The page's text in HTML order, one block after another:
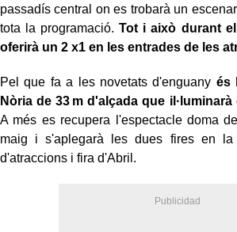
passadís central on es trobarà un
tota la programació.Tot i això durant
oferirà un 2 x1 en les entrades de les
Pel que fa a les novetats d'enguany és
Nòria de 33 m d'alçada que
A més es recupera l'espectacle doma
maig i s'aplegarà les dues fires en la
d'atraccions i fira d'Abril.